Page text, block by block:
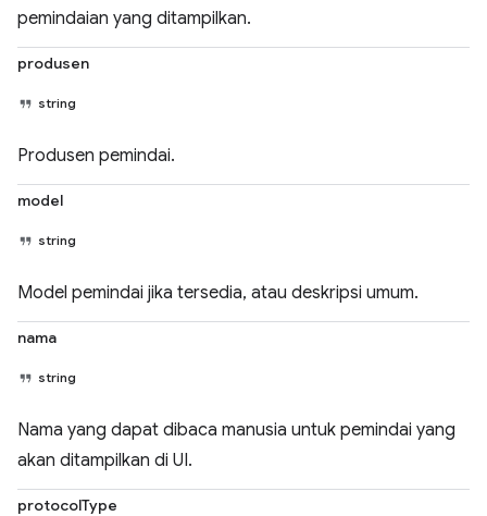
pemindaian yang ditampilkan.
produsen
string
Produsen pemindai.
model
string
Model pemindai jika tersedia, atau deskripsi umum.
nama
string
Nama yang dapat dibaca manusia untuk pemindai yang
akan ditampilkan di UI.
protocolType